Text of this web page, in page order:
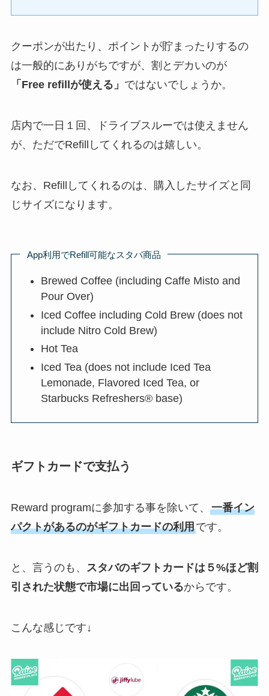
クーポンが出たり、ポイントが貯まったりするの
は一般的にありがちですが、割とデカいのが
「Free refillが使える」 ではないでしょうか。
店内で一日１回、ドライブスルーでは使えません
が、ただでRefillしてくれるのは嬉しい。
なお、Refillしてくれるのは、購入したサイズと同
じサイズになります。
App利用でRefill可能なスタバ商品
Brewed Coffee (including Caffe Misto and
Pour Over)
Iced Coffee including Cold Brew (does not
include Nitro Cold Brew)
Hot Tea
Iced Tea (does not include Iced Tea
Lemonade, Flavored Iced Tea, or
Starbucks Refreshers® base)
ギフトカードで支払う
Reward programに参加する事を除いて、 一番イン
パクトがあるのがギフトカードの利用です。
と、言うのも、
スタバのギフトカードは５%ほど割
引された状態で市場に出回っているからです。
こんな感じです↓